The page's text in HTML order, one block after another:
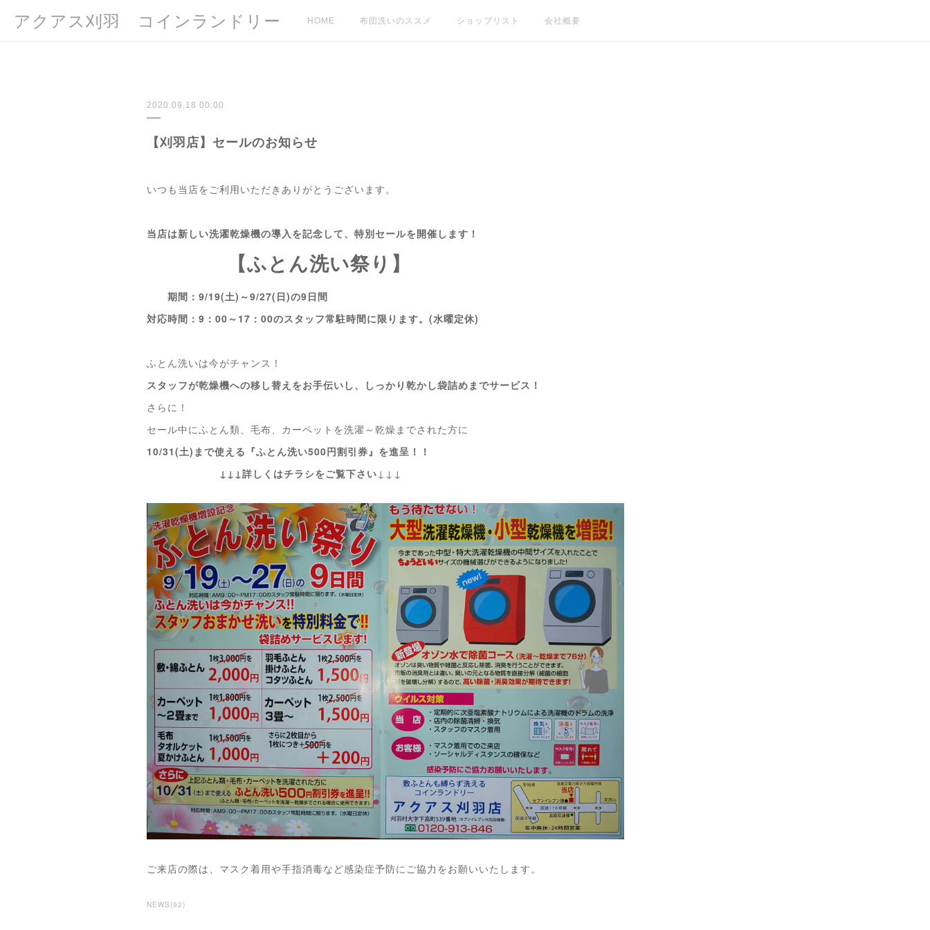
アクアス刈羽 コインランドリー HOME 布団洗いのススメ ショップリスト 会社概要
2020.09.18 00:00
【刈羽店】セールのお知らせ
いつも当店をご利用いただきありがとうございます。
当店は新しい洗濯乾燥機の導入を記念して、特別セールを開催します！
【ふとん洗い祭り】
期間：9/19(土)～9/27(日)の9日間
対応時間：9：00～17：00のスタッフ常駐時間に限ります。(水曜定休)
ふとん洗いは今がチャンス！
スタッフが乾燥機への移し替えをお手伝いし、しっかり乾かし袋詰めまでサービス！
さらに！
セール中にふとん類、毛布、カーペットを洗濯～乾燥までされた方に
10/31(土)まで使える『ふとん洗い500円割引券』を進呈！！
↓↓↓詳しくはチラシをご覧下さい↓↓↓
ご来店の際は、マスク着用や手指消毒など感染症予防にご協力をお願いいたします。
NEWS (92)